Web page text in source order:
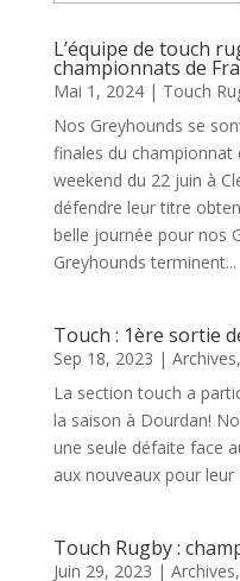
L’équipe de touch
championnats de
Mai 1, 2024| Touch
Nos Greyhounds se
finales du championnat
weekend du 22 juin à
défendre leur titre
belle journée pour nos
Greyhounds terminent...
Touch : 1ère sortie
Sep 18, 2023 | Archives,
La section touch a
la saison à Dourdan!
une seule défaite face
aux nouveaux pour
Touch Rugby :
Juin 29, 2023 | Archives,